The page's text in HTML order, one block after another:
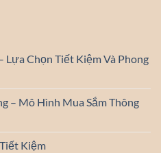
Lựa Chọn Tiết Kiệm Và Phong
– Mô Hình Mua Sắm Thông
Kiệm